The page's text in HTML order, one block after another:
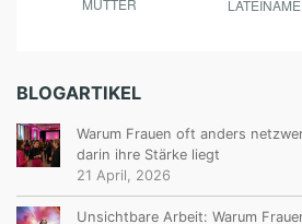
BLOGARTIKEL
Warum Frauen oft anders
darin ihre Stärke liegt
21 April, 2026
Unsichtbare Arbeit: Warum